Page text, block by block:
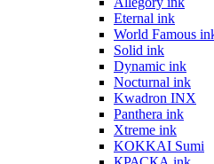
Eternal ink
World Famous
Solid ink
Dynamic ink
Nocturnal ink
Kwadron INX
Panthera ink
Xtreme ink
KOKKAI Sumi